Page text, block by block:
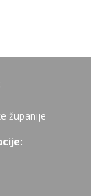
županije